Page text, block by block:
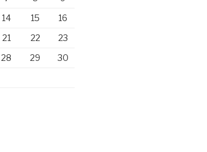
14 15
16
21 22
23
28 29
30